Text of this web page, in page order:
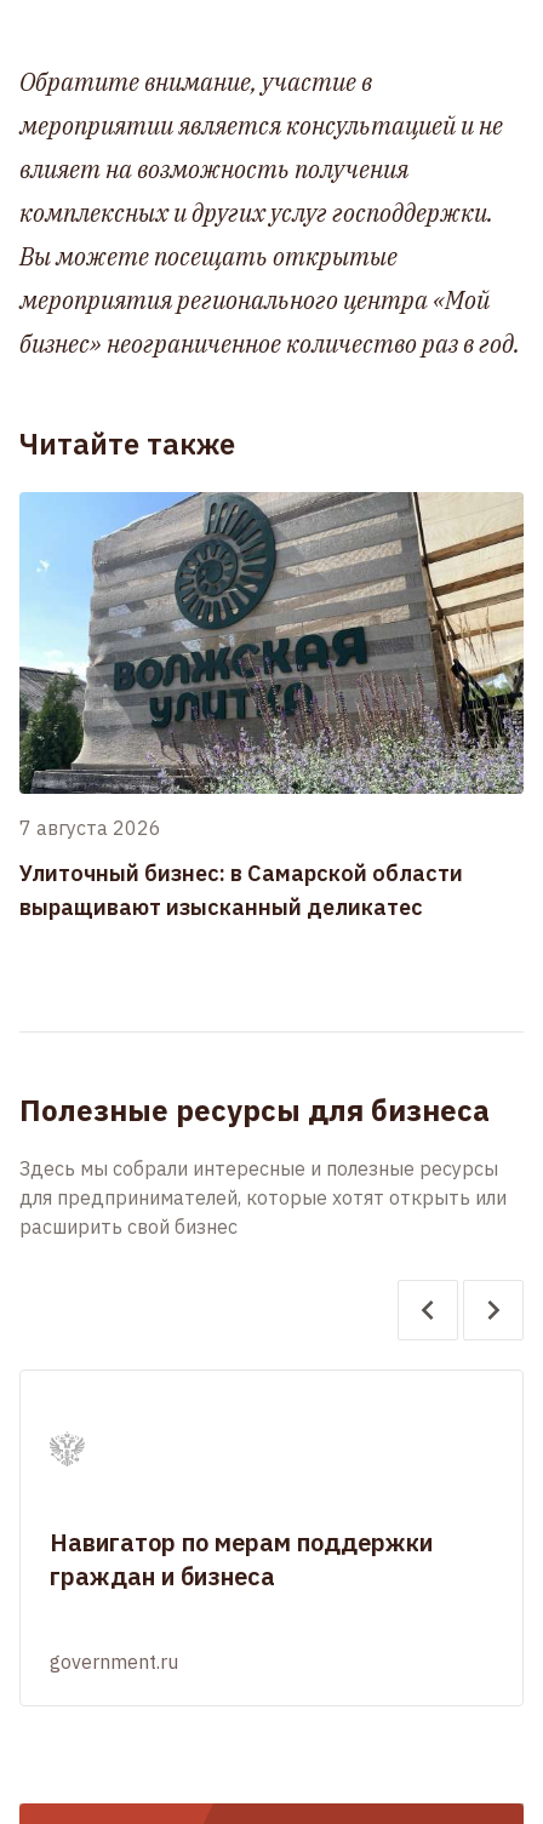
Обратите внимание, участие в
мероприятии является консультацией и не
влияет на возможность получения
комплексных и других услуг господдержки.
Вы можете посещать открытые
мероприятия регионального центра «Мой
бизнес» неограниченное количество раз в год.
Читайте также
7 августа 2026
Улиточный бизнес: в Самарской области
выращивают изысканный деликатес
Полезные ресурсы для бизнеса
Здесь мы собрали интересные и полезные ресурсы
для предпринимателей, которые хотят открыть или
расширить свой бизнес
Навигатор по мерам поддержки
граждан и бизнеса
government.ru